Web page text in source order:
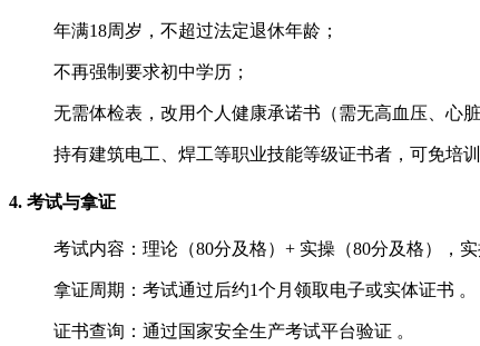
年满18周岁，不超过法定退休年龄；
‌不再强制要求初中学历‌；
无需体检表‌，改用‌个人健康承诺书‌（需无高血压、心
持有建筑电工、焊工等职业技能等级证书者，可‌免培训
‌4. 考试与拿证‌
考试内容‌：理论（80分及格）+ 实操（80分及格），
‌拿证周期‌：考试通过后约1个月领取电子或实体证书 ‌‌。
‌证书查询‌：通过国家安全生产考试平台验证 ‌‌。